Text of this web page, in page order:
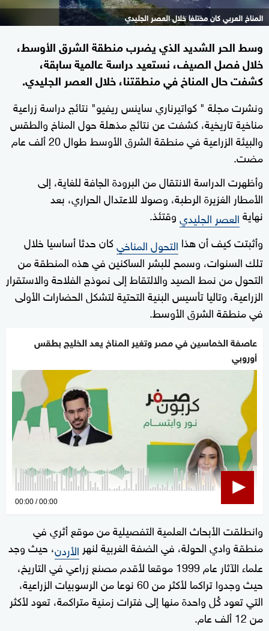
المناخ العربي كان مختلفا خلال العصر الجليدي
وسط الحر الشديد الذي يضرب منطقة الشرق الأوسط،
خلال فصل الصيف، نستعيد دراسة عالمية سابقة،
كشفت حال المناخ في منطقتنا، خلال العصر الجليدي.
ونشرت مجلة " كواتيرناري ساينس ريفيو" نتائج دراسة زراعية
مناخية تاريخية، كشفت عن نتائج مذهلة حول المناخ والطقس
والبيئة الزراعية في منطقة الشرق الأوسط طوال 20 ألف عام
مضت.
وأظهرت الدراسة الانتقال من البرودة الجافة للغاية، إلى
الأمطار الغزيرة الرطبة، وصولا للاعتدال الحراري، بعد
نهايةالعصر الجليديوقتئذ.
وأثبتت كيف أن هذا التحول المناخيكان حدثا أساسيا خلال
تلك السنوات، وسمح للبشر الساكنين في هذه المنطقة من
التحول من نمط الصيد والالتقاط إلى نموذج الفلاحة والاستقرار
الزراعية، وتاليا تأسيس البنية التحتية لتشكل الحضارات الأولى
في منطقة الشرق الأوسط.
عاصفة الخماسين في مصر وتغير المناخ يعد الخليج بطقس
أوروبي
0
seconds
00:00 00:00
وانطلقت الأبحاث العلمية التفصيلية من موقع أثري في
منطقة وادي الحولة، في الضفة الغربية لنهر الأردن، حيث وجد
علماء الآثار عام 1999 موقعا لأقدم مصنع زراعي في التاريخ،
حيث وجدوا تراكما لأكثر من 60 نوعا من الرسوبيات الزراعية،
التي تعود كُل واحدة منها إلى فترات زمنية متراكمة، تعود لأكثر
من 12 ألف عام.